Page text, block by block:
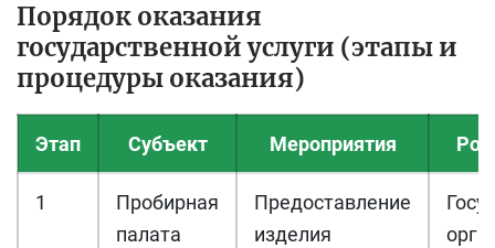
Порядок оказания
государственной услуги (этапы и
процедуры оказания)
Этап Субъект Мероприятия
1
Пробирная
палата
Предоставление
изделия